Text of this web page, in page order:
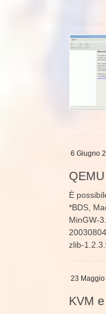
6 Giugno
È
*BDS,
MinGW-
zlib-
23 Maggio
KVM